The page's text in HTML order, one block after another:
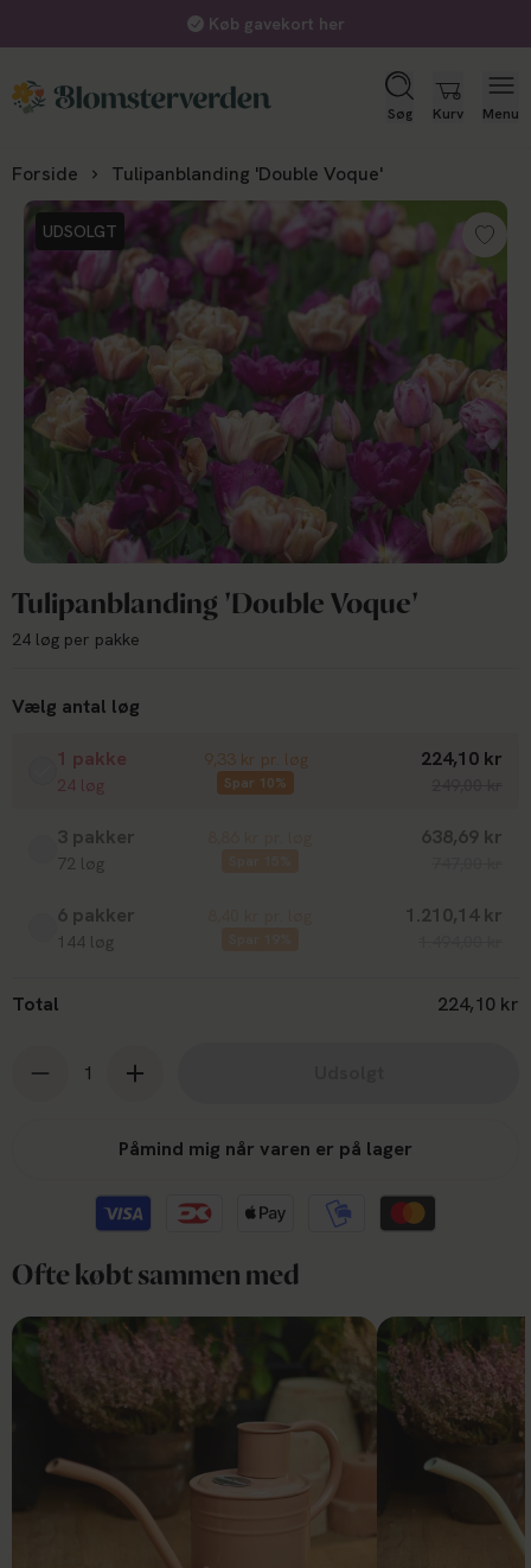
Køb gavekort her
Søg Kurv Menu
Forside Tulipanblanding 'Double Voque'
UDSOLGT
Tulipanblanding 'Double Voque'
24 løg per pakke
Vælg antal løg
1 pakke
24 løg
9,33 kr pr. løg
Spar 10%
224,10 kr
3 pakker
72 løg
638,69 kr
6 pakker
144 løg
1.210,14 kr
Total 224,10 kr
Påmind mig når varen er på lager
Ofte købt sammen med